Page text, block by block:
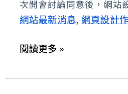
次開會討論同意後，網站
網站最新消息, 網頁設計
品
牌，
灣
閱讀更多 »